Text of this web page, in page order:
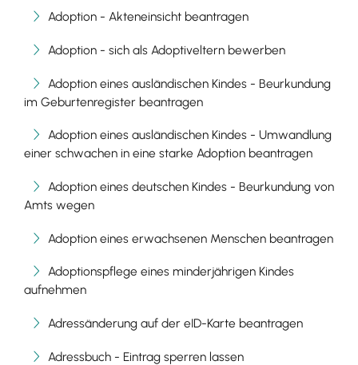
Adoption - Akteneinsicht beantragen
Adoption - sich als Adoptiveltern bewerben
Adoption eines ausländischen Kindes - Beurkundung
im Geburtenregister beantragen
Adoption eines ausländischen Kindes - Umwandlung
einer schwachen in eine starke Adoption beantragen
Adoption eines deutschen Kindes - Beurkundung von
Amts wegen
Adoption eines erwachsenen Menschen beantragen
Adoptionspflege eines minderjährigen Kindes
aufnehmen
Adressänderung auf der eID-Karte beantragen
Adressbuch - Eintrag sperren lassen